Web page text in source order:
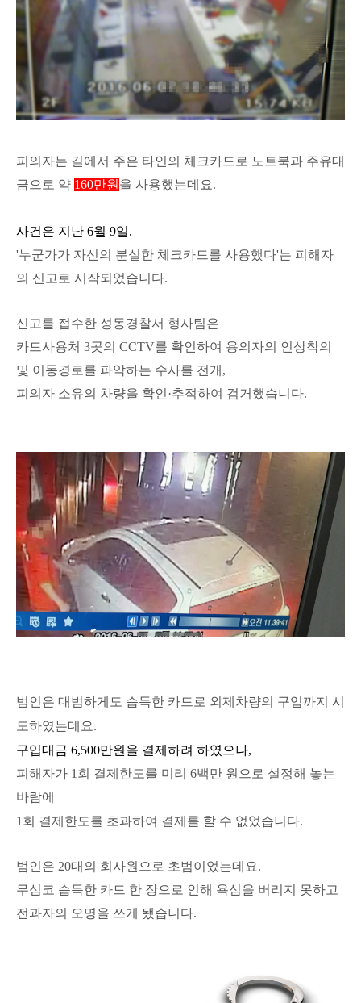
피의자는 길에서 주은 타인의 체크카드로 노트북과 주유대
금으로 약 160만원 을 사용했는데요.
사건은 지난 6월 9일.
'누군가가 자신의 분실한 체크카드를 사용했다'는 피해자
의 신고로 시작되었습니다.
신고를 접수한 성동경찰서 형사팀은
카드사용처 3곳의 CCTV를 확인하여 용의자의 인상착의
및 이동경로를 파악하는 수사를 전개,
피의자 소유의 차량을 확인·추적하여 검거했습니다.
범인은 대범하게도 습득한 카드로 외제차량의 구입까지 시
도하였는데요.
구입대금 6,500만원 을 결제하려 하였으나,
피해자가 1회 결제한도를 미리 6백만 원으로 설정해 놓는
바람에
1회 결제한도를 초과하여 결제를 할 수 없었습니다.
범인은 20대의 회사원으로 초범이었는데요.
무심코 습득한 카드 한 장으로 인해 욕심을 버리지 못하고
전과자의 오명을 쓰게 됐습니다.